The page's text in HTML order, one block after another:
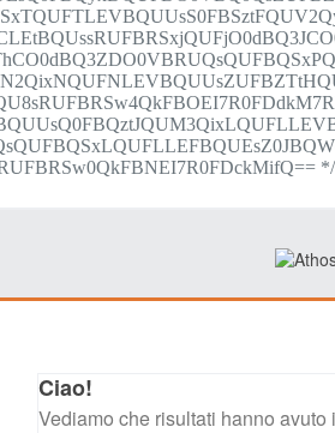
*/
Ciao!
Vediamo che risultati hanno avuto